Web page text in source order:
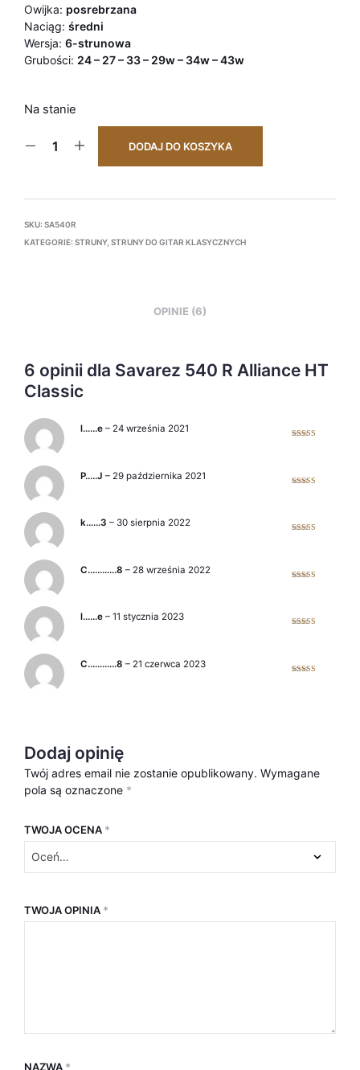
Owijka: posrebrzana
Naciąg: średni
Wersja: 6-strunowa
Grubości: 24 – 27 – 33 – 29w – 34w – 43w
Na stanie
DODAJ DO KOSZYKA
SKU: SA540R
KATEGORIE: STRUNY, STRUNY DO GITAR KLASYCZNYCH
OPINIE (6)
6 opinii dla Savarez 540 R Alliance HT
Classic
l……e – 24 września 2021
P…..J – 29 października 2021
k……3 – 30 sierpnia 2022
C…………8 – 28 września 2022
l……e – 11 stycznia 2023
C…………8 – 21 czerwca 2023
Dodaj opinię
Twój adres email nie zostanie opublikowany. Wymagane
pola są oznaczone *
TWOJA OCENA *
TWOJA OPINIA *
NAZWA *